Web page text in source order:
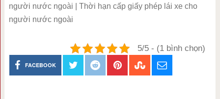
người nước ngoài | Thời hạn cấp giấy phép lái xe cho
người nước ngoài
5/5 - (1 bình chọn)
FACEBOOK